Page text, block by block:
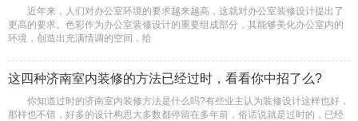
近年来，人们对办公室环境的要求越来越高，这就对办公室装修设计提出了
更高的要求。色彩作为办公室装修设计的重要组成部分，其能够美化办公室内的
环境，创造出充满情调的空间，给
这四种济南室内装修的方法已经过时，看看你中招了么?
你知道过时的济南室内装修方法是什么吗?有些业主认为装修设计这样也好，
那样也不错，好多的设计构思大多数都停留在多年前，俗话说就是过时的，已经